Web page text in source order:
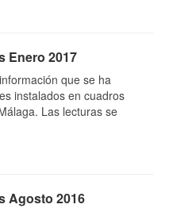
Enero 2017
que se ha
instalados en cuadros
Las lecturas se
Agosto 2016